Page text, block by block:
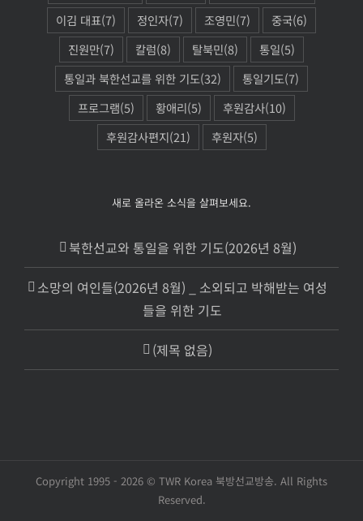
이김 대표(7) 정인자(7) 조영민(7) 중국(6)
진원만(7) 칼럼(8) 탈북민(8) 통일(5)
통일과 북한선교를 위한 기도(32) 통일기도(7)
프로그램(5) 황애리(5) 후원감사(10)
후원감사편지(21) 후원자(5)
새로 올라온 소식을 살펴보세요.
북한선교와 통일을 위한 기도(2026년 8월)
소망의 여인들(2026년 8월) _ 소외되고 박해받는 여성
들을 위한 기도
(제목 없음)
Copyright 1995 - 2026 © TWR Korea 북방선교방송. All Rights
Reserved.